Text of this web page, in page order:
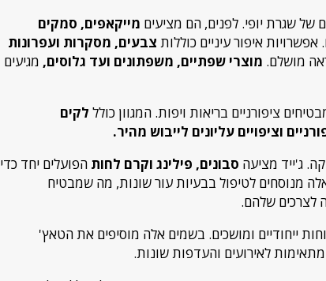
של שגרת יופי. לפנים, הם מציעים מייקאפים, סמקים
אפשרויות איפור עיניים כוללות צבעים, מסקרות ועפרונות
מושלם. מוצרי שפתיים, משפתונים ועד גלוסים, מגיעים
לקים
וציפויים עליונים לייבוש מהיר.
ג'ייד מציעה סבונים, פילינג וקרם לחות הפועלים יחד כדי
מנוסחים לטיפול בבעיות עור שונות, מה שמבטיח
לצרכים שלהם.
ייחודיים ומושכים. בשמים אלה מוסיפים את הטאץ'
לאירועים והעדפות שונות.